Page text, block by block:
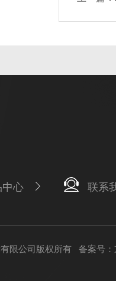
中心 联系
限公司版权所有 备案号：